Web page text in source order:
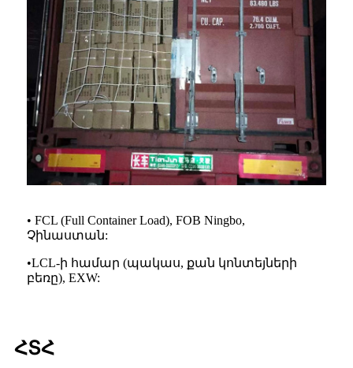
• FCL (Full Container Load), FOB Ningbo,
Չինաստան:
•LCL-ի համար (պակաս, քան կոնտեյների
բեռը), EXW:
ՀՏՀ